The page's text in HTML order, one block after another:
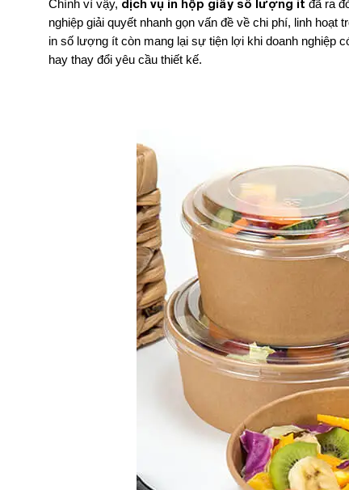
Chính vì vậy, dịch vụ in hộp giấy số lượng ít đã ra
nghiệp giải quyết nhanh gọn vấn đề về chi phí, linh
in số lượng ít còn mang lại sự tiện lợi khi doanh nghiệp
hay thay đổi yêu cầu thiết kế.